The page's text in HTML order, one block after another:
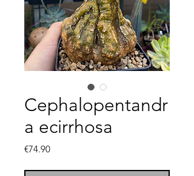
Cephalopentandr
a ecirrhosa
€74.90Price